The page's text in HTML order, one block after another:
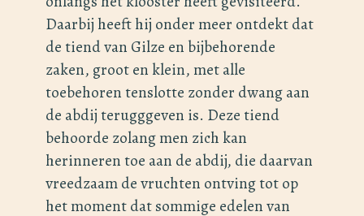
Daarbij heeft hij onder meer ontdekt dat
de tiend van Gilze en bijbehorende
zaken, groot en klein, met alle
toebehoren tenslotte zonder dwang aan
de abdij terugggeven is. Deze tiend
behoorde zolang men zich kan
herinneren toe aan de abdij, die daarvan
vreedzaam de vruchten ontving tot op
het moment dat sommige edelen van